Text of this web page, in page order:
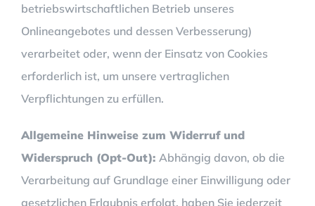
betriebswirtschaftlichen Betrieb unseres
Onlineangebotes und dessen Verbesserung)
verarbeitet oder, wenn der Einsatz von Cookies
erforderlich ist, um unsere vertraglichen
Verpflichtungen zu erfüllen.
Allgemeine Hinweise zum Widerruf und
Widerspruch (Opt-Out): Abhängig davon, ob die
Verarbeitung auf Grundlage einer Einwilligung oder
gesetzlichen Erlaubnis erfolgt, haben Sie jederzeit